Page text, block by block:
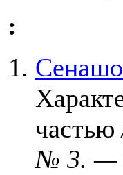
:
частью
№ 3. —